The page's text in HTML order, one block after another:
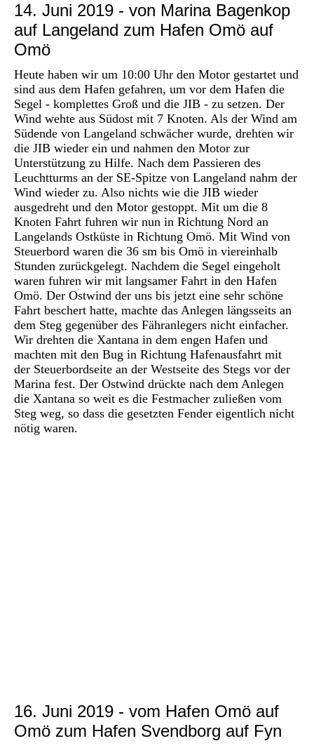
14. Juni 2019 - von Marina Bagenkop
auf Langeland zum Hafen Omö auf
Omö
Heute haben wir um 10:00 Uhr den Motor gestartet und
sind aus dem Hafen gefahren, um vor dem Hafen die
Segel - komplettes Groß und die JIB - zu setzen. Der
Wind wehte aus Südost mit 7 Knoten. Als der Wind am
Südende von Langeland schwächer wurde, drehten wir
die JIB wieder ein und nahmen den Motor zur
Unterstützung zu Hilfe. Nach dem Passieren des
Leuchtturms an der SE-Spitze von Langeland nahm der
Wind wieder zu. Also nichts wie die JIB wieder
ausgedreht und den Motor gestoppt. Mit um die 8
Knoten Fahrt fuhren wir nun in Richtung Nord an
Langelands Ostküste in Richtung Omö. Mit Wind von
Steuerbord waren die 36 sm bis Omö in viereinhalb
Stunden zurückgelegt. Nachdem die Segel eingeholt
waren fuhren wir mit langsamer Fahrt in den Hafen
Omö. Der Ostwind der uns bis jetzt eine sehr schöne
Fahrt beschert hatte, machte das Anlegen längsseits an
dem Steg gegenüber des Fähranlegers nicht einfacher.
Wir drehten die Xantana in dem engen Hafen und
machten mit den Bug in Richtung Hafenausfahrt mit
der Steuerbordseite an der Westseite des Stegs vor der
Marina fest. Der Ostwind drückte nach dem Anlegen
die Xantana so weit es die Festmacher zuließen vom
Steg weg, so dass die gesetzten Fender eigentlich nicht
nötig waren.
16. Juni 2019 - vom Hafen Omö auf
Omö zum Hafen Svendborg auf Fyn